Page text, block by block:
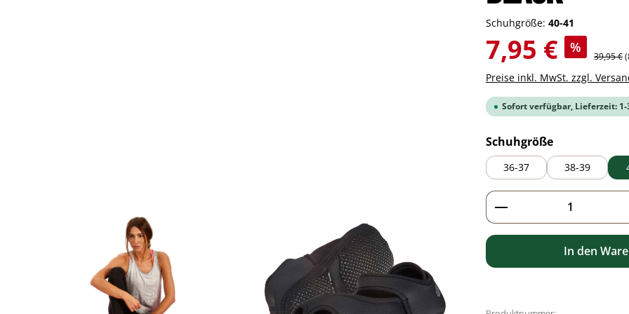
Schuhgröße: 40-41
Verkaufspreis:
7,95 € %
39,95 €
Preise inkl. MwSt. zzgl.
Sofort verfügbar, Lieferzeit: 1-
Schuhgrößeauswählen
36-37 38-39
Produkt Anzahl:
In den